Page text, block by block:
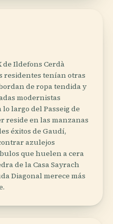
de Ildefons Cerdà
residentes tenían otras
de ropa tendida y
modernistas
largo del Passeig de
reside en las manzanas
éxitos de Gaudí,
azulejos
que huelen a cera
de la Casa Sayrach
Diagonal merece más